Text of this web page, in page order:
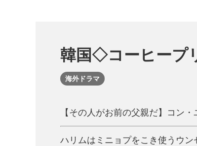
韓国◇コーヒープ
海外ドラマ
【その人がお前の父親だ】コン
ハリムはミニョプをこき使うウ